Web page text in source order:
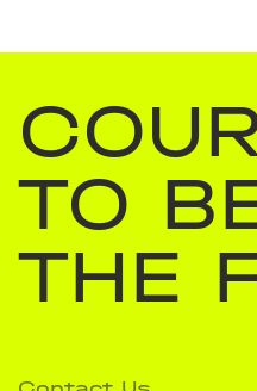
TO
THE